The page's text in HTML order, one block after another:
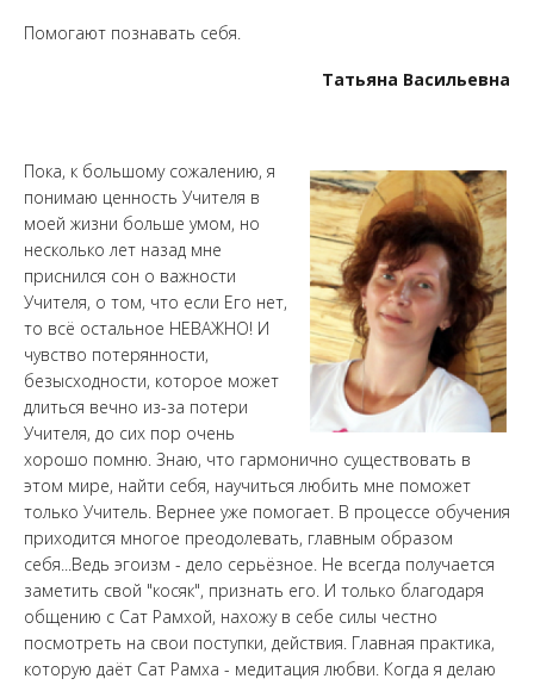
Помогают познавать себя.
Татьяна Васильевна
Пока, к большому сожалению, я
понимаю ценность Учителя в
моей жизни больше умом, но
несколько лет назад мне
приснился сон о важности
Учителя, о том, что если Его нет,
то всё остальное НЕВАЖНО! И
чувство потерянности,
безысходности, которое может
длиться вечно из-за потери
Учителя, до сих пор очень
хорошо помню. Знаю, что гармонично существовать в
этом мире, найти себя, научиться любить мне поможет
только Учитель. Вернее уже помогает. В процессе обучения
приходится многое преодолевать, главным образом
себя...Ведь эгоизм - дело серьёзное. Не всегда получается
заметить свой "косяк", признать его. И только благодаря
общению с Сат Рамхой, нахожу в себе силы честно
посмотреть на свои поступки, действия. Главная практика,
которую даёт Сат Рамха - медитация любви. Когда я делаю